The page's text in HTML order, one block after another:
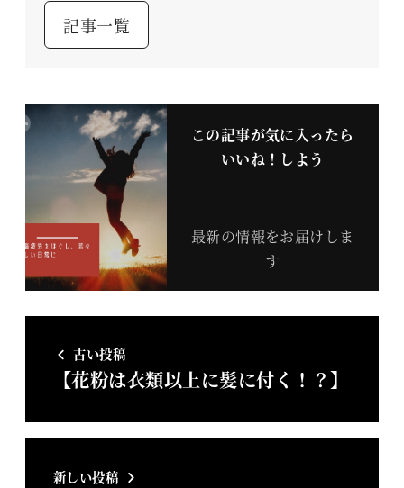
記事一覧
この記事が気に入ったら
いいね！しよう
最新の情報をお届けしま
す
古い投稿
【花粉は衣類以上に髪に付く！？】
新しい投稿